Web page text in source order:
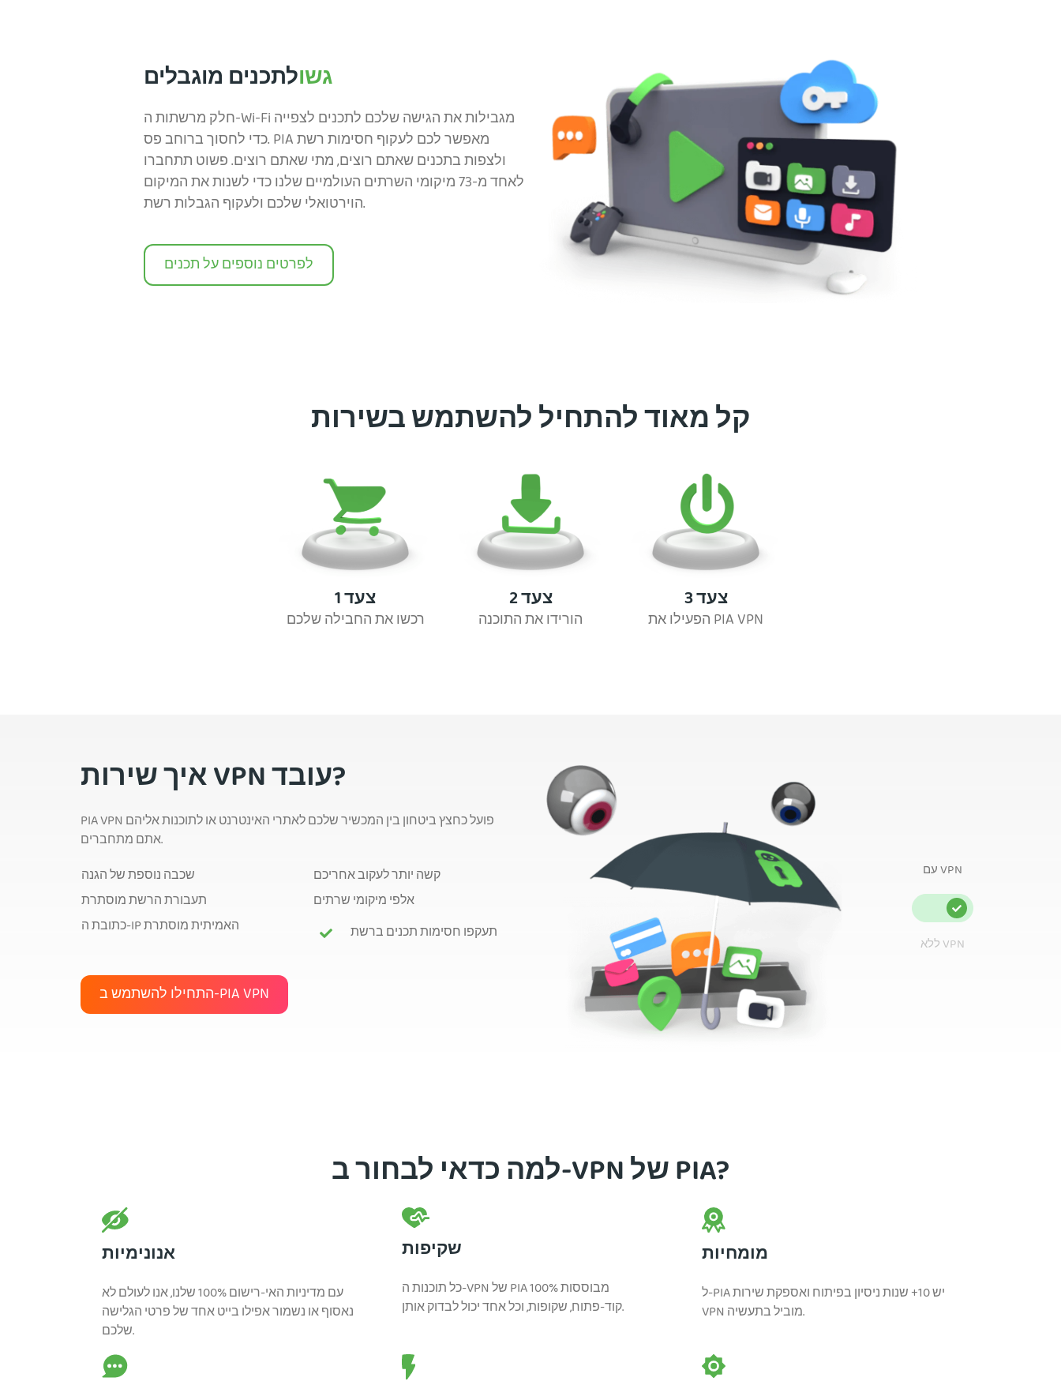
גשולתכנים מוגבלים
חלק מרשתות ה-Wi-Fi מגבילות את הגישה שלכם לתכנים לצפייה
כדי לחסוך ברוחב פס. PIA מאפשר לכם לעקוף חסימות רשת
ולצפות בתכנים שאתם רוצים, מתי שאתם רוצים. פשוט תתחברו
לאחד מ-73 מיקומי השרתים העולמיים שלנו כדי לשנות את המיקום
הוירטואלי שלכם ולעקוף הגבלות רשת.
לפרטים נוספים על תכנים
קל מאוד להתחיל להשתמש בשירות
צעד 1
רכשו את החבילה שלכם
צעד 2
הורידו את התוכנה
צעד 3
הפעילו את PIA VPN
איך שירות VPN עובד?
PIA VPN פועל כחצץ ביטחון בין המכשיר שלכם לאתרי האינטרנט או לתוכנות אליהם
אתם מתחברים.
שכבה נוספת של הגנה
תעבורת הרשת מוסתרת
כתובת ה-IP האמיתית מוסתרת
קשה יותר לעקוב אחריכם
אלפי מיקומי שרתים
תעקפו חסימות תכנים ברשת
התחילו להשתמש ב-PIA VPN
ללא VPN
עם VPN
למה כדאי לבחור ב-VPN של PIA?
אנונימיות
עם מדיניות האי-רישום 100% שלנו, אנו לעולם לא
נאסוף או נשמור אפילו בייט אחד של פרטי הגלישה
שלכם.
שקיפות
כל תוכנות ה-VPN של PIA מבוססות 100%
קוד-פתוח, שקופות, וכל אחד יכול לבדוק אותן.
מומחיות
ל-PIA יש 10+ שנות ניסיון בפיתוח ואספקת שירות
VPN מוביל בתעשיה.